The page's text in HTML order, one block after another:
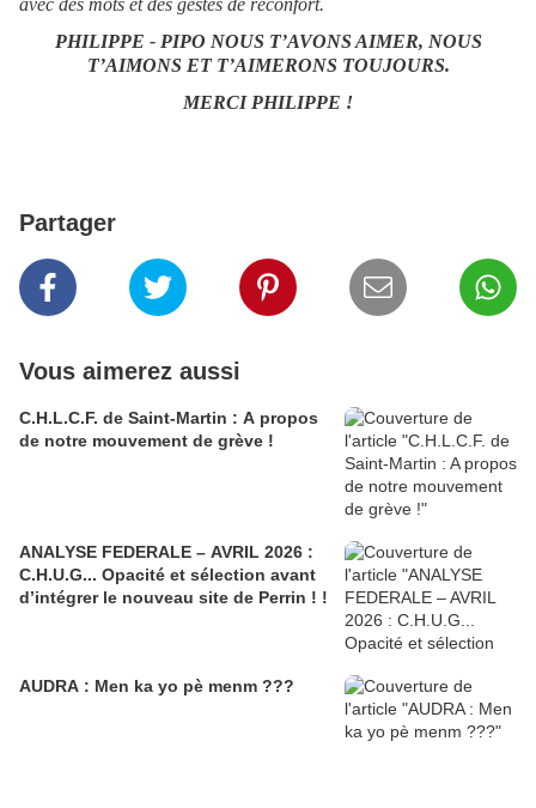
PHILIPPE - PIPO NOUS T’AVONS AIMER, NOUS
T’AIMONS ET T’AIMERONS TOUJOURS.
MERCI PHILIPPE !
Partager
Vous aimerez aussi
C.H.L.C.F. de Saint-Martin : A propos
de notre mouvement de grève !
ANALYSE FEDERALE – AVRIL 2026 :
C.H.U.G... Opacité et sélection avant
d’intégrer le nouveau site de Perrin ! !
AUDRA : Men ka yo pè menm ???